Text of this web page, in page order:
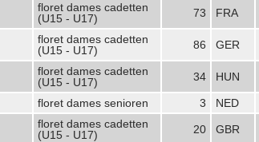
floret dames cadetten
(U15 - U17)
73 FRA
floret dames cadetten
(U15 - U17)
86 GER
floret dames cadetten
(U15 - U17)
34 HUN
floret dames senioren 3 NED
floret dames cadetten
(U15 - U17)
20 GBR